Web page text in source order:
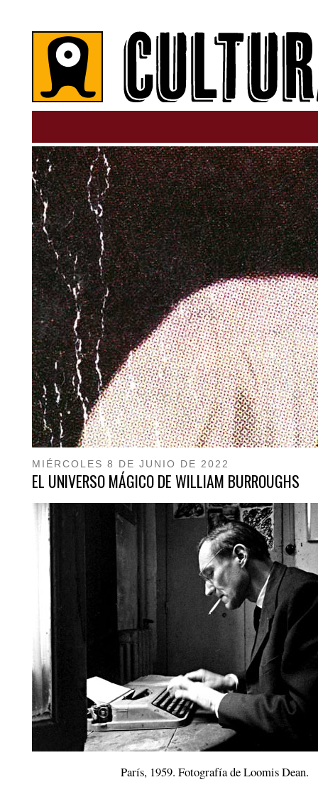
MIÉRCOLES 8 DE JUNIO DE 2022
EL UNIVERSO MÁGICO DE WILLIAM BURROUGHS
París, 1959. Fotografía de Loomis Dean.